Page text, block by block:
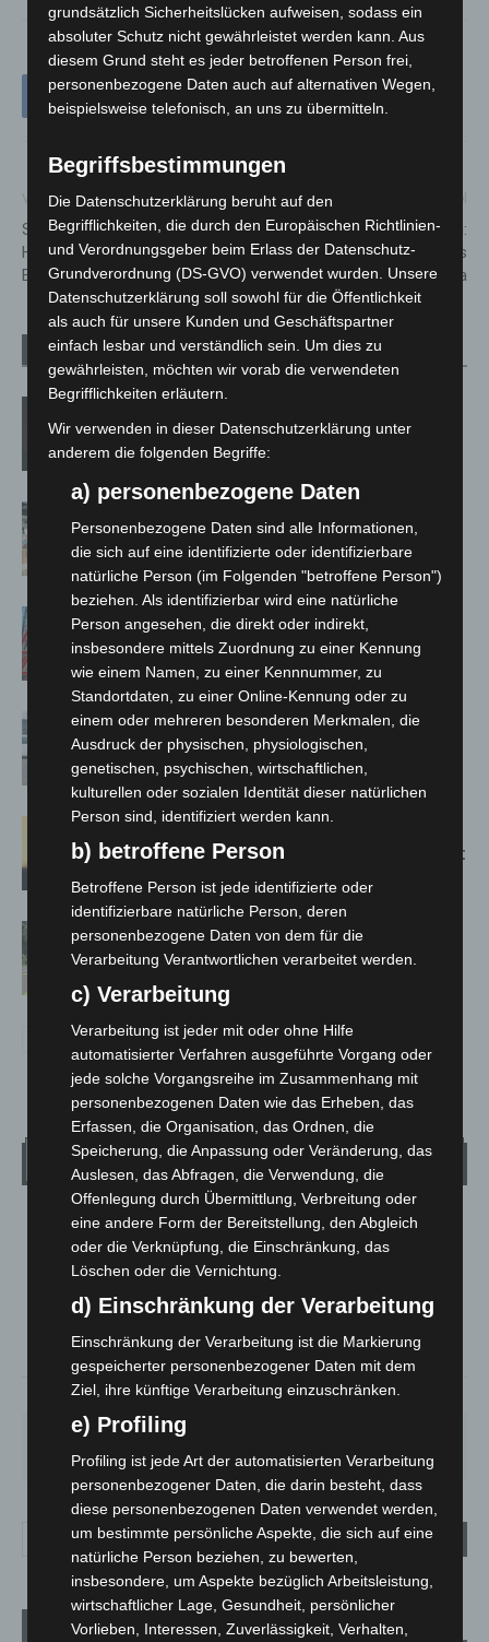
Vorheriger Artikel
Schwerpunktkontrollen an
Hauptbahnhöfen: Bilanz der
Bundespolizei
BKA meldet Fahndungserfolg:
Zwei vermisste Kinder aus
Cottbus wieder da
Verwandte Artikel Mehr vom Autor
Hildesheim
Susann Mehring zeigt ihre Werke im
Jacques’ Wein-Depot Isernhagen
A2: Zweite Turbobaustelle startet
zwischen Hannover-West und
Bothfeld
Niedersachsen: Feuerwehrkräfte
kehren nach Waldbrandeinsatz aus
Spanien zurück
Hannover: Erste Tigermücken-
Population in Niedersachsen entdeckt
Brand im „Haus der Begegnung“ in
Neuwarmbüchen schnell eingedämmt
Wetter
LANGENHAGEN
Bedeckt
25.6°
24.9 °
41% 5.8m/s 88%
MO.
27°
DI.
25° 26° 30° 34°
Aktuelle Beiträge
grundsätzlich Sicherheitslücken aufweisen, sodass ein
absoluter Schutz nicht gewährleistet werden kann. Aus
diesem Grund steht es jeder betroffenen Person frei,
personenbezogene Daten auch auf alternativen Wegen,
beispielsweise telefonisch, an uns zu übermitteln.
Begriffsbestimmungen
Die Datenschutzerklärung beruht auf den
Begrifflichkeiten, die durch den Europäischen Richtlinien-
und Verordnungsgeber beim Erlass der Datenschutz-
Grundverordnung (DS-GVO) verwendet wurden. Unsere
Datenschutzerklärung soll sowohl für die Öffentlichkeit
als auch für unsere Kunden und Geschäftspartner
einfach lesbar und verständlich sein. Um dies zu
gewährleisten, möchten wir vorab die verwendeten
Begrifflichkeiten erläutern.
Wir verwenden in dieser Datenschutzerklärung unter
anderem die folgenden Begriffe:
a) personenbezogene Daten
Personenbezogene Daten sind alle Informationen,
die sich auf eine identifizierte oder identifizierbare
natürliche Person (im Folgenden "betroffene Person")
beziehen. Als identifizierbar wird eine natürliche
Person angesehen, die direkt oder indirekt,
insbesondere mittels Zuordnung zu einer Kennung
wie einem Namen, zu einer Kennnummer, zu
Standortdaten, zu einer Online-Kennung oder zu
einem oder mehreren besonderen Merkmalen, die
Ausdruck der physischen, physiologischen,
genetischen, psychischen, wirtschaftlichen,
kulturellen oder sozialen Identität dieser natürlichen
Person sind, identifiziert werden kann.
b) betroffene Person
Betroffene Person ist jede identifizierte oder
identifizierbare natürliche Person, deren
personenbezogene Daten von dem für die
Verarbeitung Verantwortlichen verarbeitet werden.
c) Verarbeitung
Verarbeitung ist jeder mit oder ohne Hilfe
automatisierter Verfahren ausgeführte Vorgang oder
jede solche Vorgangsreihe im Zusammenhang mit
personenbezogenen Daten wie das Erheben, das
Erfassen, die Organisation, das Ordnen, die
Speicherung, die Anpassung oder Veränderung, das
Auslesen, das Abfragen, die Verwendung, die
Offenlegung durch Übermittlung, Verbreitung oder
eine andere Form der Bereitstellung, den Abgleich
oder die Verknüpfung, die Einschränkung, das
Löschen oder die Vernichtung.
d) Einschränkung der Verarbeitung
Einschränkung der Verarbeitung ist die Markierung
gespeicherter personenbezogener Daten mit dem
Ziel, ihre künftige Verarbeitung einzuschränken.
e) Profiling
Profiling ist jede Art der automatisierten Verarbeitung
personenbezogener Daten, die darin besteht, dass
diese personenbezogenen Daten verwendet werden,
um bestimmte persönliche Aspekte, die sich auf eine
natürliche Person beziehen, zu bewerten,
insbesondere, um Aspekte bezüglich Arbeitsleistung,
wirtschaftlicher Lage, Gesundheit, persönlicher
Vorlieben, Interessen, Zuverlässigkeit, Verhalten,